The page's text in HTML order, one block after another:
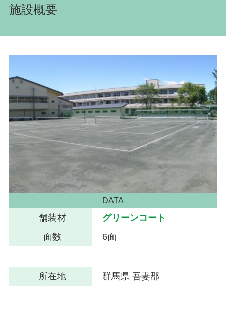
施設概要
DATA
舗装材
グリーンコート
面数
6面
所在地 群馬県 吾妻郡